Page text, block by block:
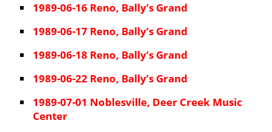
1989-06-16 Reno, Bally’s Grand
1989-06-17 Reno, Bally’s Grand
1989-06-18 Reno, Bally’s Grand
1989-06-22 Reno, Bally’s Grand
1989-07-01 Noblesville, Deer Creek Music
Center